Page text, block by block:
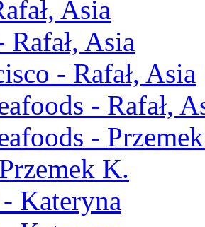
Asia
Asia
- Rafał, Asia
- Rafał,
-
K.
Kateryna